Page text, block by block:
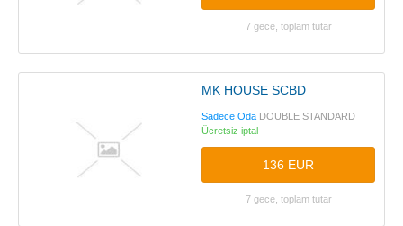
7 gece, toplam tutar
MK HOUSE SCBD
Sadece Oda DOUBLE STANDARD
Ücretsiz iptal
136 EUR
7 gece, toplam tutar